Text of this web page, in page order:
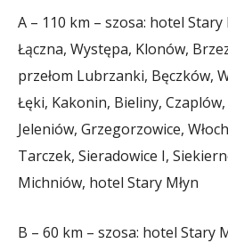
A – 110 km – szosa: hotel Stary
Łączna, Występa, Klonów,
przełom Lubrzanki, Bęczków,
Łęki, Kakonin, Bieliny, Czaplów,
Jeleniów, Grzegorzowice,
Tarczek, Sieradowice I,
Michniów, hotel Stary Młyn
B – 60 km – szosa: hotel Stary